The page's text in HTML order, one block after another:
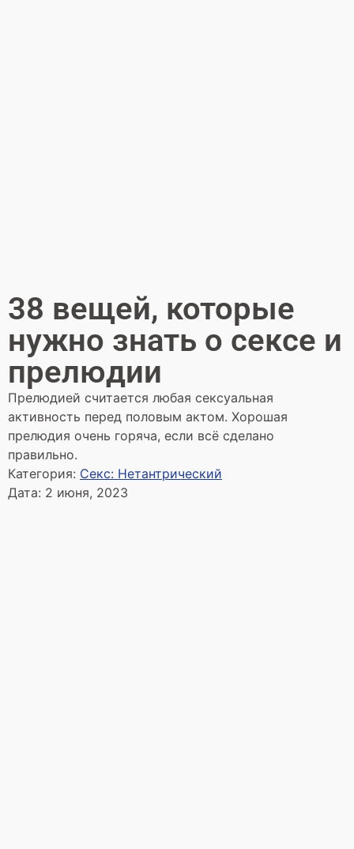
38 вещей, которые
нужно знать о сексе и
прелюдии
Прелюдией считается любая сексуальная
активность перед половым актом. Хорошая
прелюдия очень горяча, если всё сделано
правильно.
Категория: Секс: Нетантрический
Дата: 2 июня, 2023